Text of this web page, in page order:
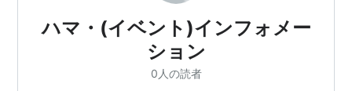
ハマ・(イベント)インフォメー
ション
0人の読者